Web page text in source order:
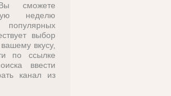
сможете
неделю
выбор
вкусу,
по ссылке
ввести
канал из